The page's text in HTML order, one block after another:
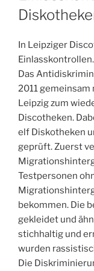
In Leipziger
Das
2011
Leipzig zum
Discotheken.
elf Diskotheken
geprüft. Zuerst
Test­personen
bekommen. Die
gekleidet und
stichhaltig und
wurden
Die